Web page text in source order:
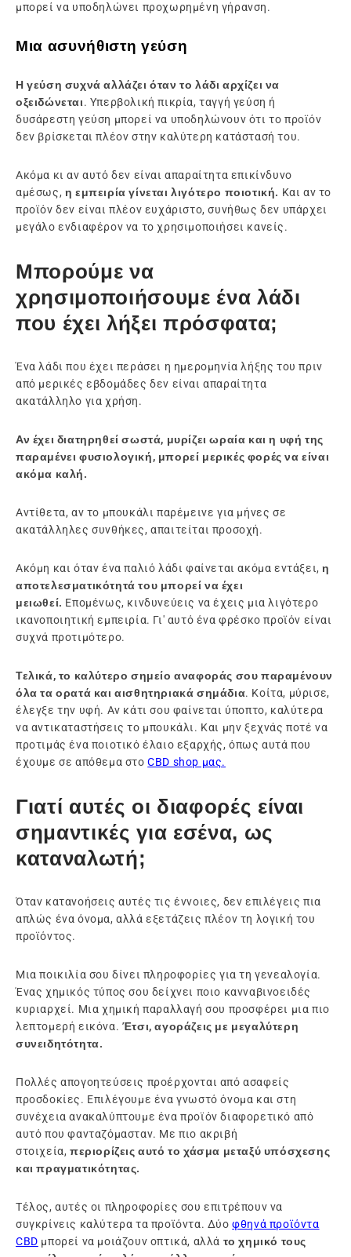
μπορεί να υποδηλώνει προχωρημένη γήρανση.
Μια ασυνήθιστη γεύση
Η γεύση συχνά αλλάζει όταν το λάδι αρχίζει να
οξειδώνεται. Υπερβολική πικρία, ταγγή γεύση ή
δυσάρεστη γεύση μπορεί να υποδηλώνουν ότι το προϊόν
δεν βρίσκεται πλέον στην καλύτερη κατάστασή του.
Ακόμα κι αν αυτό δεν είναι απαραίτητα επικίνδυνο
αμέσως, η εμπειρία γίνεται λιγότερο ποιοτική. Και αν το
προϊόν δεν είναι πλέον ευχάριστο, συνήθως δεν υπάρχει
μεγάλο ενδιαφέρον να το χρησιμοποιήσει κανείς.
Μπορούμε να
χρησιμοποιήσουμε ένα λάδι
που έχει λήξει πρόσφατα;
Ένα λάδι που έχει περάσει η ημερομηνία λήξης του πριν
από μερικές εβδομάδες δεν είναι απαραίτητα
ακατάλληλο για χρήση.
Αν έχει διατηρηθεί σωστά, μυρίζει ωραία και η υφή της
παραμένει φυσιολογική, μπορεί μερικές φορές να είναι
ακόμα καλή.
Αντίθετα, αν το μπουκάλι παρέμεινε για μήνες σε
ακατάλληλες συνθήκες, απαιτείται προσοχή.
Ακόμη και όταν ένα παλιό λάδι φαίνεται ακόμα εντάξει,η
αποτελεσματικότητά του μπορεί να έχει
μειωθεί. Επομένως, κινδυνεύεις να έχεις μια λιγότερο
ικανοποιητική εμπειρία. Γι' αυτό ένα φρέσκο προϊόν είναι
συχνά προτιμότερο.
Τελικά, το καλύτερο σημείο αναφοράς σου παραμένουν
όλα τα ορατά και αισθητηριακά σημάδια. Κοίτα, μύρισε,
έλεγξε την υφή. Αν κάτι σου φαίνεται ύποπτο, καλύτερα
να αντικαταστήσεις το μπουκάλι. Και μην ξεχνάς ποτέ να
προτιμάς ένα ποιοτικό έλαιο εξαρχής, όπως αυτά που
έχουμε σε απόθεμα στοCBD shop μας.
Γιατί αυτές οι διαφορές είναι
σημαντικές για εσένα, ως
καταναλωτή;
Όταν κατανοήσεις αυτές τις έννοιες, δεν επιλέγεις πια
απλώς ένα όνομα, αλλά εξετάζεις πλέον τη λογική του
προϊόντος.
Μια ποικιλία σου δίνει πληροφορίες για τη γενεαλογία.
Ένας χημικός τύπος σου δείχνει ποιο κανναβινοειδές
κυριαρχεί. Μια χημική παραλλαγή σου προσφέρει μια πιο
λεπτομερή εικόνα. Έτσι, αγοράζεις με μεγαλύτερη
συνειδητότητα.
Πολλές απογοητεύσεις προέρχονται από ασαφείς
προσδοκίες. Επιλέγουμε ένα γνωστό όνομα και στη
συνέχεια ανακαλύπτουμε ένα προϊόν διαφορετικό από
αυτό που φανταζόμασταν. Με πιο ακριβή
στοιχεία, περιορίζεις αυτό το χάσμα μεταξύ υπόσχεσης
και πραγματικότητας.
Τέλος, αυτές οι πληροφορίες σου επιτρέπουν να
συγκρίνεις καλύτερα τα προϊόντα. Δύοφθηνά προϊόντα
CBD μπορεί να μοιάζουν οπτικά, αλλά το χημικό τους